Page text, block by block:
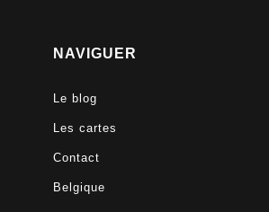
NAVIGUER
Le blog
Les cartes
Contact
Belgique